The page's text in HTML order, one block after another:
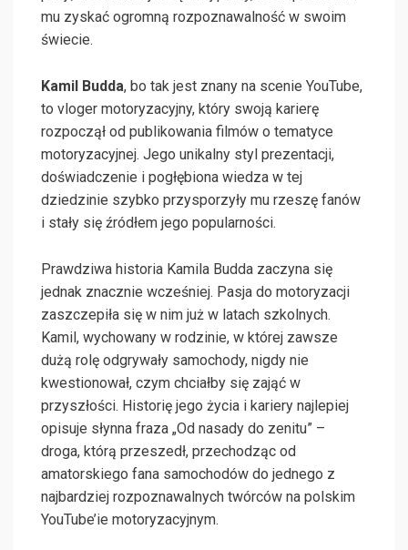
mu zyskać ogromną rozpoznawalność w swoim
świecie.
Kamil Budda, bo tak jest znany na scenie YouTube,
to vloger motoryzacyjny, który swoją karierę
rozpoczął od publikowania filmów o tematyce
motoryzacyjnej. Jego unikalny styl prezentacji,
doświadczenie i pogłębiona wiedza w tej
dziedzinie szybko przysporzyły mu rzeszę fanów
i stały się źródłem jego popularności.
Prawdziwa historia Kamila Budda zaczyna się
jednak znacznie wcześniej. Pasja do motoryzacji
zaszczepiła się w nim już w latach szkolnych.
Kamil, wychowany w rodzinie, w której zawsze
dużą rolę odgrywały samochody, nigdy nie
kwestionował, czym chciałby się zająć w
przyszłości. Historię jego życia i kariery najlepiej
opisuje słynna fraza „Od nasady do zenitu” –
droga, którą przeszedł, przechodząc od
amatorskiego fana samochodów do jednego z
najbardziej rozpoznawalnych twórców na polskim
YouTube’ie motoryzacyjnym.